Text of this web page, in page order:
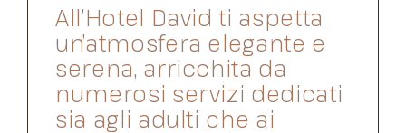
All’Hotel David ti aspetta
un’atmosfera elegante e
serena, arricchita da
numerosi servizi dedicati
sia agli adulti che ai